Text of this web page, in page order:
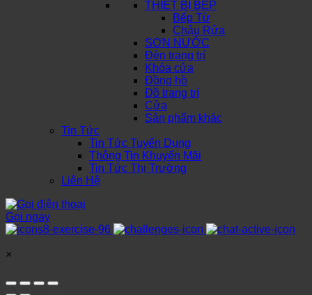
THIẾT BỊ BẾP
Bếp Từ
Chậu Rửa
SƠN NƯỚC
Đèn trang trí
Khóa cửa
Đồng hồ
Đồ trang trí
Cửa
Sản phẩm khác
Tin Tức
Tin Tức Tuyển Dụng
Thông Tin Khuyến Mãi
Tin Tức Thị Trường
Liên Hệ
Gọi ngay
×